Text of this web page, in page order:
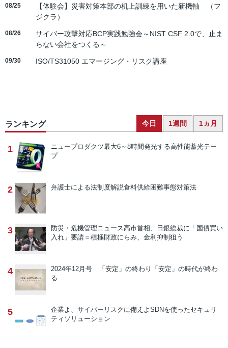
08/25
【体験会】災害対策本部の机上訓練を用いた新機軸 （フ
ジクラ）
08/26
サイバー攻撃対応BCP実践勉強会～NIST CSF 2.0で、止ま
らない会社をつくる～
09/30 ISO/TS31050 エマージング・リスク講座
ランキング 今日 1週間 1ヵ月
1 ニュープロダクツ最大6～8時間発光する高性能蓄光テー
プ
2 弁護士による法制度解説食料供給困難事態対策法
3 防災・危機管理ニュース高市首相、日銀総裁に「国債買い
入れ」要請＝積極財政にらみ、金利抑制狙う
4 2024年12月号 「安定」の終わり
「安定」の時代が終わ
る
5 企業よ、サイバーリスクに備えよ SDNを使ったセキュリ
ティソリューション